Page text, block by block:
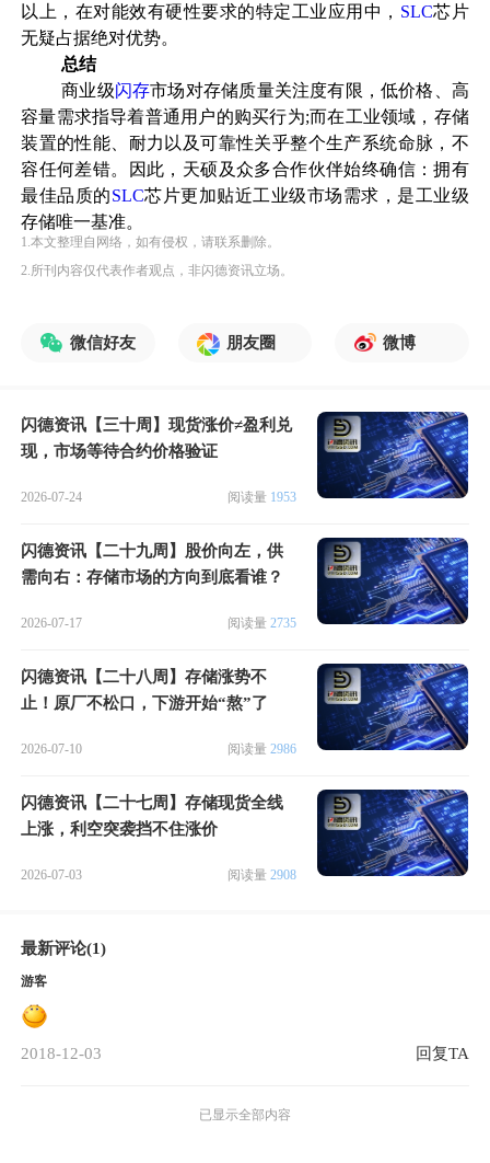
以上，在对能效有硬性要求的特定工业应用中， SLC芯片
无疑占据绝对优势。
总结
商业级闪存市场对存储质量关注度有限，低价格、高
容量需求指导着普通用 户的购买行为;而在工业领域，存储
装置的性能、耐力以及可靠性关乎整个生产系统命脉，不
容任何差错。因此，天硕及众多合作伙伴始终确信：拥有
最佳品质的SLC芯片更加贴近工业级市场需求，是工业级
存储唯一基准。
1.本文整理自网络，如有侵权，请联系删除。
2.所刊内容仅代表作者观点，非闪德资讯立场。
微信好友 朋友圈 微博
闪德资讯【三十周】现货涨价≠盈利兑
现，市场等待合约价格验证
2026-07-24 阅读量 1953
闪德资讯【二十九周】股价向左，供
需向右：存储市场的方向到底看谁？
2026-07-17 阅读量 2735
闪德资讯【二十八周】存储涨势不
止！原厂不松口，下游开始“熬”了
2026-07-10 阅读量 2986
闪德资讯【二十七周】存储现货全线
上涨，利空突袭挡不住涨价
2026-07-03 阅读量 2908
最新评论(1)
游客
2018-12-03 回复TA
已显示全部内容